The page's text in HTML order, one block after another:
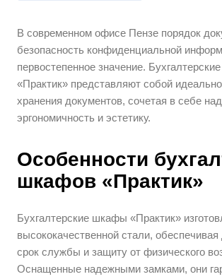
В современном офисе Пензе порядок
безопасность конфиденциальной
первостепенное значение.
«Практик» представляют собой
хранения документов, сочетая в себе
эргономичность и эстетику.
Особенности
шкафов «Практик»
Бухгалтерские шкафы «Практик»
высококачественной стали,
срок службы и защиту от физического
Оснащенные надежными замками, они